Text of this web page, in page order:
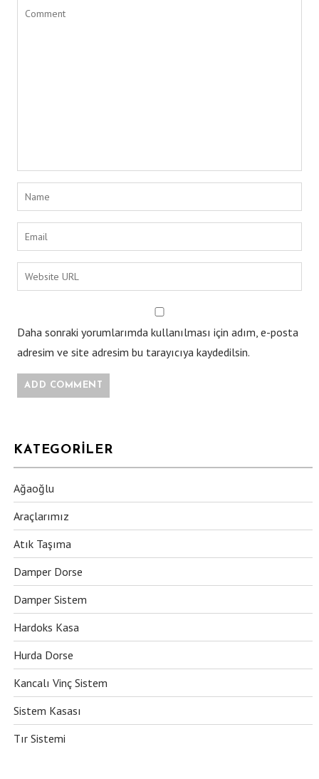
Daha sonraki yorumlarımda kullanılması için adım, e-posta
adresim ve site adresim bu tarayıcıya kaydedilsin.
KATEGORILER
Ağaoğlu
Araçlarımız
Atık Taşıma
Damper Dorse
Damper Sistem
Hardoks Kasa
Hurda Dorse
Kancalı Vinç Sistem
Sistem Kasası
Tır Sistemi